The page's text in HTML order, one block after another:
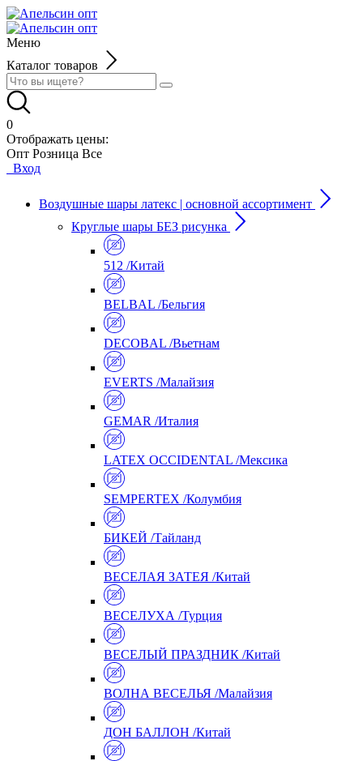
Меню
Каталог товаров
0
Отображать цены:
Опт Розница Все
Вход
Воздушные шары латекс | основной ассортимент
Круглые шары БЕЗ рисунка
512 /Китай
BELBAL /Бельгия
DECOBAL /Вьетнам
EVERTS /Малайзия
GEMAR /Италия
LATEX OCCIDENTAL /Мексика
SEMPERTEX /Колумбия
БИКЕЙ /Тайланд
ВЕСЕЛАЯ ЗАТЕЯ /Китай
ВЕСЕЛУХА /Турция
ВЕСЕЛЫЙ ПРАЗДНИК /Китай
ВОЛНА ВЕСЕЛЬЯ /Малайзия
ДОН БАЛЛОН /Китай